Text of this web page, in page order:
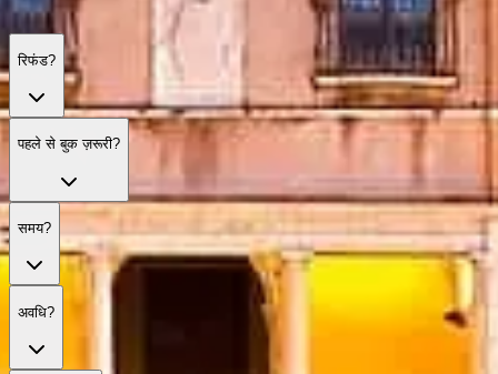
रिफंड?
पहले से बुक ज़रूरी?
समय?
अवधि?